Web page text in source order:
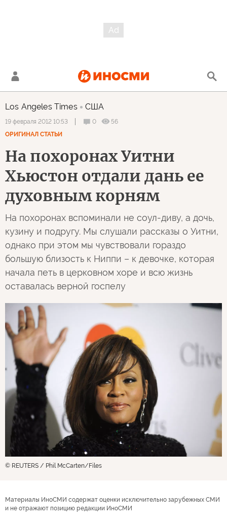
Los Angeles Times США
19 февраля 2012 10:53 0
56
ОРИГИНАЛ СТАТЬИ
На похоронах Уитни
Хьюстон отдали дань ее
духовным корням
На похоронах вспоминали не соул-диву, а дочь,
кузину и подругу. Мы слушали рассказы о Уитни,
однако при этом мы чувствовали гораздо
большую близость к Ниппи – к девочке, которая
начала петь в церковном хоре и всю жизнь
оставалась верной госпелу
© REUTERS / Phil McCarten/Files
Материалы ИноСМИ содержат оценки исключительно зарубежных СМИ
и не отражают позицию редакции ИноСМИ